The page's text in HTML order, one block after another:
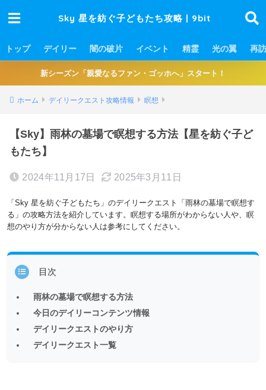
Sky 星を紡ぐ子どもたち攻略 | 9bit
トップ デイリー 闇の破片 イベント 精霊 光の翼 再訪
新シーズン「親愛なるファン・ゴッホへ」スタート！
ホーム デイリークエスト攻略情報 瞑想
【Sky】雨林の墓場で瞑想する方法【星を紡ぐ子ど
もたち】
2024年11月17日 2025年3月11日
「Sky 星を紡ぐ子どもたち」のデイリークエスト「雨林の墓場で瞑想す
る」の攻略方法を紹介しています。瞑想する場所がわからない人や、瞑
想のやり方が分からない人は参考にしてください。
目次
雨林の墓場で瞑想する方法
今日のデイリーコンテンツ情報
デイリークエストのやり方
デイリークエスト一覧